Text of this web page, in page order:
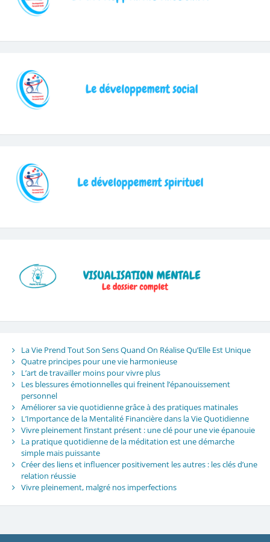
La Vie Prend Tout Son Sens Quand On Réalise Qu’Elle Est Unique
Quatre principes pour une vie harmonieuse
L’art de travailler moins pour vivre plus
Les blessures émotionnelles qui freinent l’épanouissement
personnel
Améliorer sa vie quotidienne grâce à des pratiques matinales
L’Importance de la Mentalité Financière dans la Vie Quotidienne
Vivre pleinement l’instant présent : une clé pour une vie épanouie
La pratique quotidienne de la méditation est une démarche
simple mais puissante
Créer des liens et influencer positivement les autres : les clés d’une
relation réussie
Vivre pleinement, malgré nos imperfections